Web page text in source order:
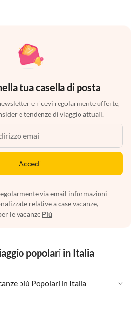
tua casella di posta
e ricevi regolarmente offerte,
e tendenze di viaggio attuali.
Accedi
via email informazioni
relative a case vacanze,
le vacanze Più
popolari in Italia
più Popolari in Italia